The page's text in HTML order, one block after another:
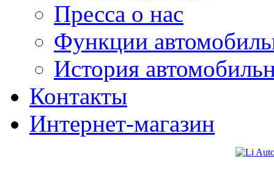
Пресса о нас
Функции
История
Контакты
Интернет-магазин